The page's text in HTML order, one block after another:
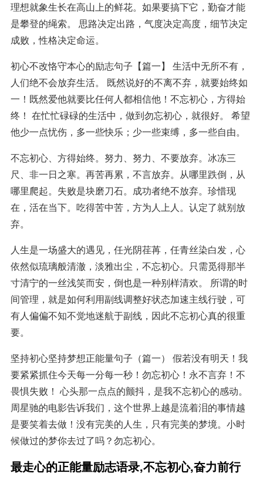
理想就象生长在高山上的鲜花。如果要搞下它，勤奋才能
是攀登的绳索。 思路决定出路，气度决定高度，细节决定
成败，性格决定命运。
初心不改恪守本心的励志句子【篇一】 生活中无所不有，
人们绝不会放弃生活。 既然说好的不离不弃，就要始终如
一！既然爱他就要比任何人都相信他！不忘初心，方得始
终！ 在忙忙碌碌的生活中，做到勿忘初心，就很好。 希望
他少一点忧伤，多一些快乐；少一些束缚，多一些自由。
不忘初心、方得始终。努力、努力、不要放弃。冰冻三
尺、非一日之寒。再苦再累，不言放弃。从哪里跌倒，从
哪里爬起。失败是块磨刀石。成功者绝不放弃。珍惜现
在，活在当下。吃得苦中苦，方为人上人。认定了就别放
弃。
人生是一场盛大的遇见，任光阴荏苒，任青丝染白发，心
依然似琉璃般清澈，淡雅出尘，不忘初心。只需觅得那半
寸清宁的一丝浅笑而安，倒也是一种别样清欢。 所谓的时
间管理，就是如何利用副线调整好状态加速主线行驶，可
有人偏偏不知不觉地迷航于副线，因此不忘初心真的很重
要。
坚持初心坚持梦想正能量句子（篇一） 假若没有明天！我
要紧紧抓住今天每一分每一秒！勿忘初心！永不言弃！不
畏惧失败！ 心头那一点点的颤抖，是我不忘初心的感动。
周星驰的电影告诉我们，这个世界上越是流着泪的事情越
是要笑着去做！没有完美的人生，只有完美的梦境。小时
候做过的梦你去过了吗？勿忘初心。
最走心的正能量励志语录,不忘初心,奋力前行